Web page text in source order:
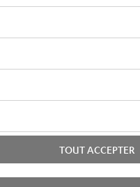
TOUT ACCEPTER